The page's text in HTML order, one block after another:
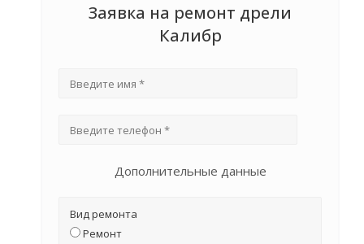
Заявка на ремонт дрели
Калибр
Дополнительные данные
Вид ремонта
Ремонт